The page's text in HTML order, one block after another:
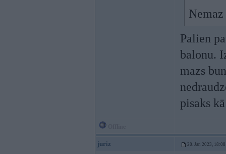
Palien
balonu.
mazs
pisaks
juriz 20. Jan 2023, 18:08